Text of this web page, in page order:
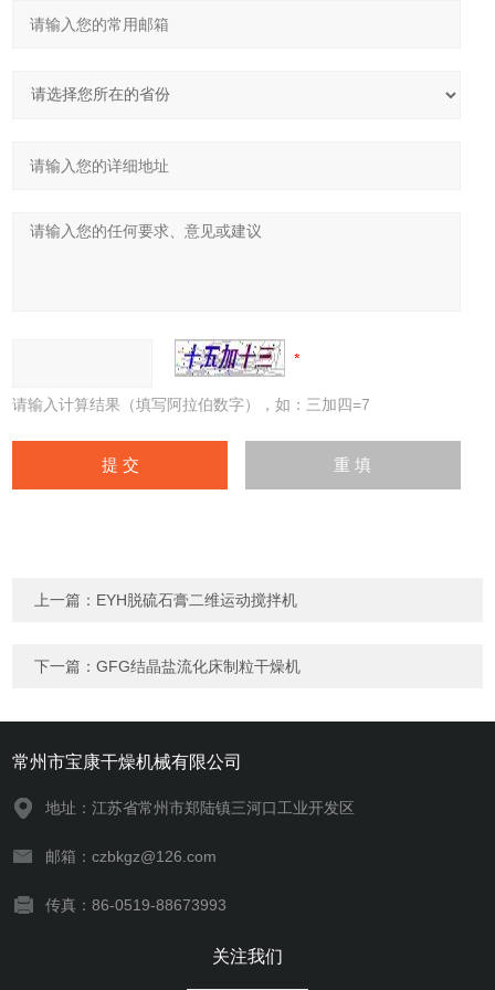
请输入计算结果（填写阿拉伯数字），如：三加四=7
上一篇： EYH脱硫石膏二维运动搅拌机
下一篇：GFG结晶盐流化床制粒干燥机
常州市宝康干燥机械有限公司
地址：江苏省常州市郑陆镇三河口工业开发区
邮箱：czbkgz@126.com
传真：86-0519-88673993
关注我们